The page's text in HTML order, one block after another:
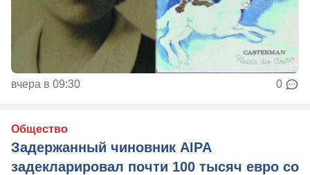
вчера в 09:30 0
Общество
Задержанный чиновник AIPA
задекларировал почти 100 тысяч евро со